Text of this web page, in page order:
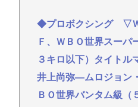
（性的接待）を要求して
と、笛をうまく吹いてく
【悲報】高校野球のチア
婦」だった…
Redditを読んでると外人
◆プロボクシング ▽Ｗ
Ｆ、ＷＢＯ世界スーパ
３キロ以下）タイトル
井上尚弥―ムロジョン
ＢＯ世界バンタム級（